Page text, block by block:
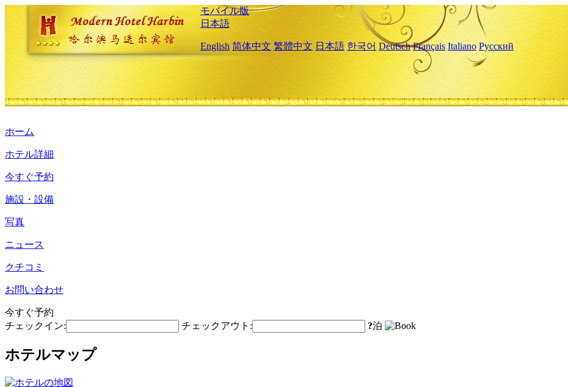
モバイル版
日本語
English 简体中文 繁體中文 日本語 한국어 Deutsch Français Italiano Русский
ホーム
ホテル詳細
今すぐ予約
施設・設備
写真
ニュース
クチコミ
お問い合わせ
今すぐ予約
チェックイン:
チェックアウト: ?泊
ホテルマップ